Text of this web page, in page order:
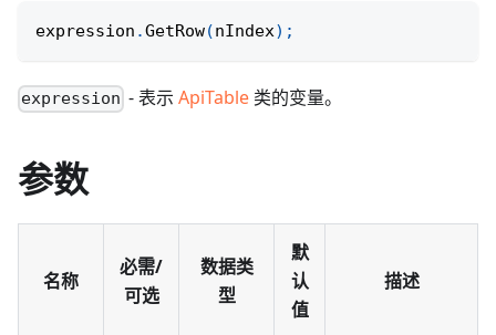
expression .GetRow(nIndex) ;
expression - 表示ApiTable 类的变量。
参数
名称
必需/
可选
数据类
型
默
认
值
描述